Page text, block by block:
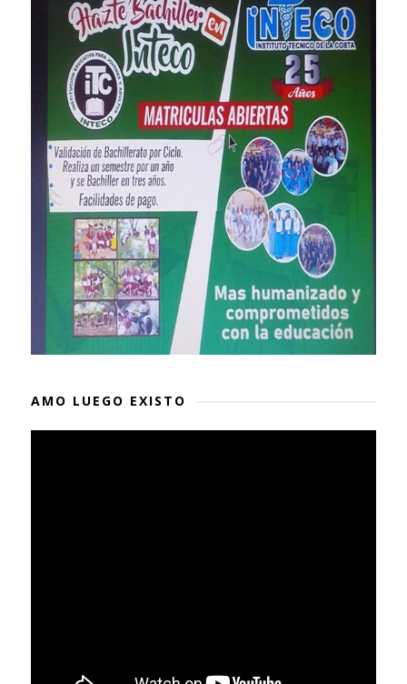
AMO LUEGO EXISTO